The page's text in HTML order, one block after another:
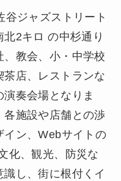
ジャズストリート
2キロ の中杉通り
教会、小・中学校
店、レストランな
奏会場となりま
施設や店舗との渉
イン、Webサイトの
化、観光、防災な
し、街に根付くイ